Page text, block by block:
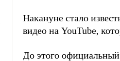
Накануне стало
видео на YouTube,
До этого